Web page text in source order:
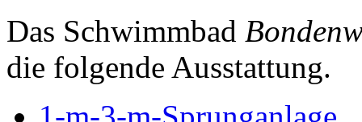
Das Schwimmbad
die folgende Ausstattung.